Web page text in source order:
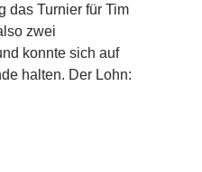
das Turnier für Tim
zwei
konnte sich auf
halten. Der Lohn: